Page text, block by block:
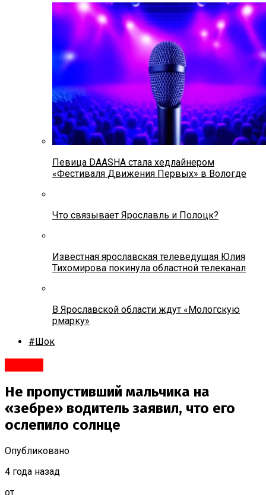
Певица DAASHA стала хедлайнером
«Фестиваля Движения Первых» в Вологде
Что связывает Ярославль и Полоцк?
Известная ярославская телеведущая Юлия
Тихомирова покинула областной телеканал
В Ярославской области ждут «Мологскую
рмарку»
#Шок
Не пропустивший мальчика на
«зебре» водитель заявил, что его
ослепило солнце
Опубликовано
4 года назад
от